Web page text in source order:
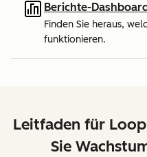
Berichte-
Finden Sie heraus,
funktionieren.
Leitfaden für
Sie